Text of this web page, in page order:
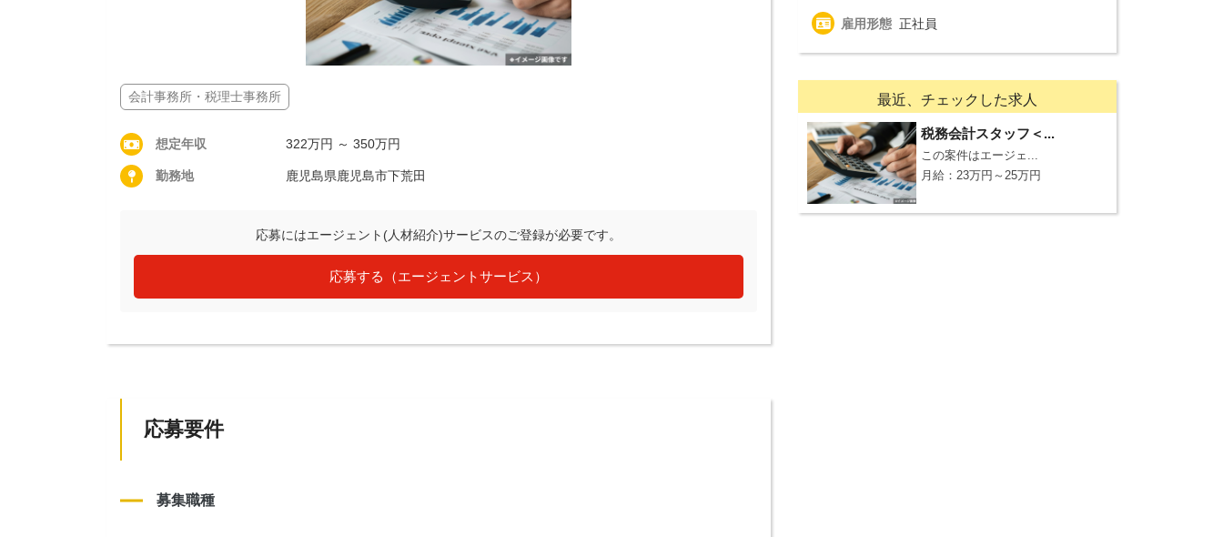
会計事務所・税理士事務所
想定年収 322万円 ～ 350万円
勤務地 鹿児島県鹿児島市下荒田
応募にはエージェント(人材紹介)サービスのご登録が必要です。
応募する（エージェントサービス）
応募要件
募集職種
雇用形態 正社員
最近、チェックした求人
税務会計スタッフ＜...
この案件はエージェ...
月給：23万円～25万円